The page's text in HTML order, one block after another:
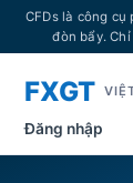
CFDs là công
đòn bẩy.
FXGT
Đăng nhập